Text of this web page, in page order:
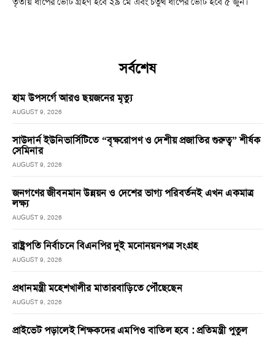
সর্বশেষ
হাম উপসর্গে আরও ছয়জনের মৃত্যু
AUGUST 9, 2026
সাউদার্ন ইউনিভার্সিটিতে “বৃক্ষরোপণ ও দেশীয় প্রজাতির গুরুত্ব” শীর্ষক
সেমিনার
AUGUST 9, 2026
জনগণের জীবনমান উন্নয়ন ও দেশের ভাগ্য পরিবর্তনই এখন একমাত্র
লক্ষ্য
AUGUST 9, 2026
রাষ্ট্রপতি নির্বাচনে বিএনপির দুই মনোনয়নপত্র সংগ্রহ
AUGUST 9, 2026
প্রধানমন্ত্রী মহেশখালীর মাতারবাড়িতে পৌঁছেছেন
AUGUST 9, 2026
প্রাইভেট পড়ালেই শিক্ষকদের এমপিও বাতিল হবে : প্রতিমন্ত্রী পুতুল